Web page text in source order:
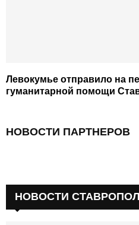
Левокумье отправило на
гуманитарной помощи
НОВОСТИ ПАРТНЕРОВ
НОВОСТИ